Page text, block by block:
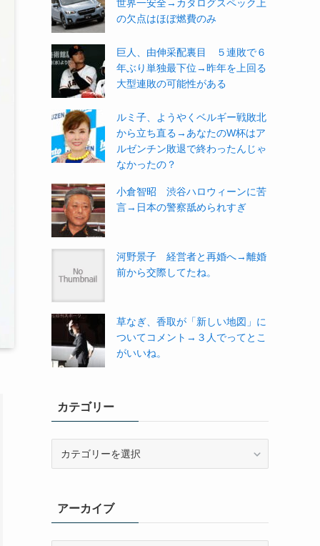
世界一安全→カタログスペック上
の欠点はほぼ燃費のみ
巨人、由伸采配裏目 ５連敗で６
年ぶり単独最下位→昨年を上回る
大型連敗の可能性がある
ルミ子、ようやくベルギー戦敗北
から立ち直る→あなたのW杯はア
ルゼンチン敗退で終わったんじゃ
なかったの？
小倉智昭 渋谷ハロウィーンに苦
言→日本の警察舐められすぎ
河野景子 経営者と再婚へ→離婚
前から交際してたね。
草なぎ、香取が「新しい地図」に
ついてコメント→３人でってとこ
がいいね。
カテゴリー
ーアーカイブ